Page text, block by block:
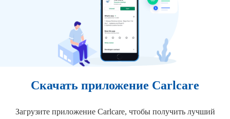
Скачать приложение Carlcare
Загрузите приложение Carlcare, чтобы получить лучший